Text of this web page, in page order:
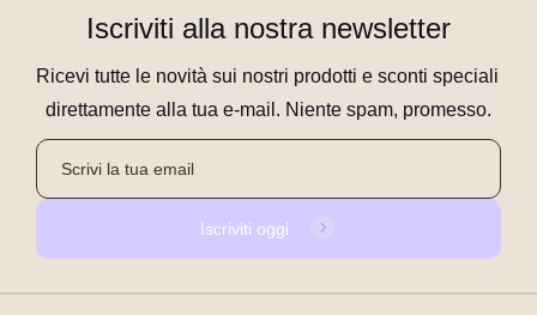
Iscriviti alla nostra newsletter
Ricevi tutte le novità sui nostri prodotti e sconti speciali
direttamente alla tua e-mail. Niente spam, promesso.
Iscriviti oggi